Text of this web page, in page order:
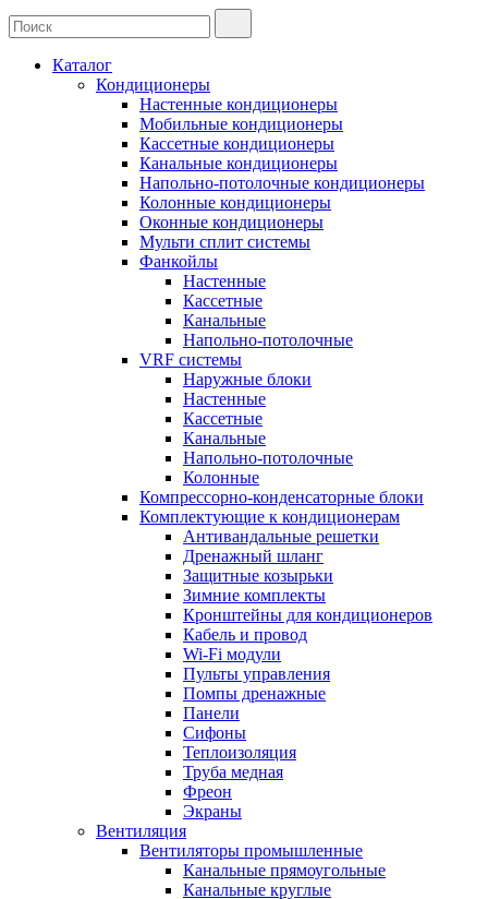
Каталог
Кондиционеры
Настенные кондиционеры
Мобильные кондиционеры
Кассетные кондиционеры
Канальные кондиционеры
Напольно-потолочные кондиционеры
Колонные кондиционеры
Оконные кондиционеры
Мульти сплит системы
Фанкойлы
Настенные
Кассетные
Канальные
Напольно-потолочные
VRF системы
Наружные блоки
Настенные
Кассетные
Канальные
Напольно-потолочные
Колонные
Компрессорно-конденсаторные блоки
Комплектующие к кондиционерам
Антивандальные решетки
Дренажный шланг
Защитные козырьки
Зимние комплекты
Кронштейны для кондиционеров
Кабель и провод
Wi-Fi модули
Пульты управления
Помпы дренажные
Панели
Сифоны
Теплоизоляция
Труба медная
Фреон
Экраны
Вентиляция
Вентиляторы промышленные
Канальные прямоугольные
Канальные круглые